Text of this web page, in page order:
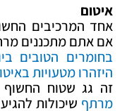
איטום
אחד המרכיבים
אם אתם מתכננים
בחומרים הטובים
היזהרו מטעויות
זה גג שטוח החשוף
מרתף שיכולות